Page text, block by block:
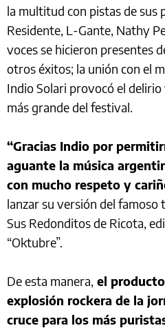
la multitud con pistas de sus
Residente, L-Gante, Nathy
voces se hicieron presentes
otros éxitos; la unión con el
Indio Solari provocó el
más grande del festival.
“Gracias Indio por
aguante la música
con mucho respeto y
lanzar su versión del famoso
Sus Redonditos de Ricota,
“Oktubre”.
De esta manera, el
explosión rockera de la
cruce para los más